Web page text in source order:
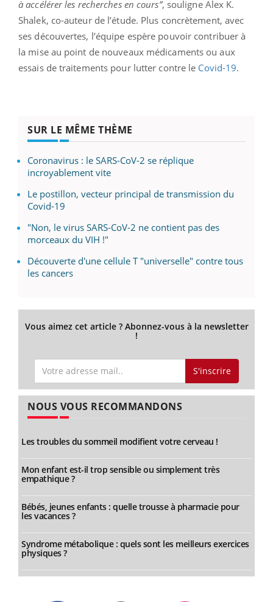
à accélérer les recherches en cours”, souligne Alex K.
Shalek, co-auteur de l’étude. Plus concrètement, avec
ses découvertes, l’équipe espère pouvoir contribuer à
la mise au point de nouveaux médicaments ou aux
essais de traitements pour lutter contre le Covid-19.
SUR LE MÊME THÈME
Coronavirus : le SARS-CoV-2 se réplique
incroyablement vite
Le postillon, vecteur principal de transmission du
Covid-19
"Non, le virus SARS-CoV-2 ne contient pas des
morceaux du VIH !"
Découverte d'une cellule T "universelle" contre tous
les cancers
Vous aimez cet article ? Abonnez-vous à la newsletter
!
S'inscrire
NOUS VOUS RECOMMANDONS
Les troubles du sommeil modifient votre cerveau !
Mon enfant est-il trop sensible ou simplement très
empathique ?
Bébés, jeunes enfants : quelle trousse à pharmacie pour
les vacances ?
Syndrome métabolique : quels sont les meilleurs exercices
physiques ?